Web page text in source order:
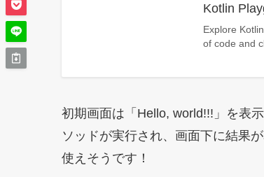
Kotlin
Explore
of code and
初期画面は「Hello, world!!!」を表
ソッドが実行され、画面下に結果
使えそうです！